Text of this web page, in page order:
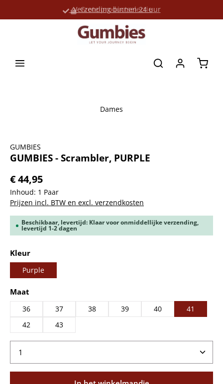
Verzending binnen 24 uur
Grote productselectie
Dames
GUMBIES
GUMBIES - Scrambler, PURPLE
€ 44,95
Inhoud: 1 Paar
Prijzen incl. BTW en excl. verzendkosten
Beschikbaar, levertijd: Klaar voor onmiddellijke verzending,
levertijd 1-2 dagen
Selecteer
Kleur
Purple
Selecteer
Maat
36 37 38 39 40
41
42
43
Producthoeveelheid: Voer de gewenste